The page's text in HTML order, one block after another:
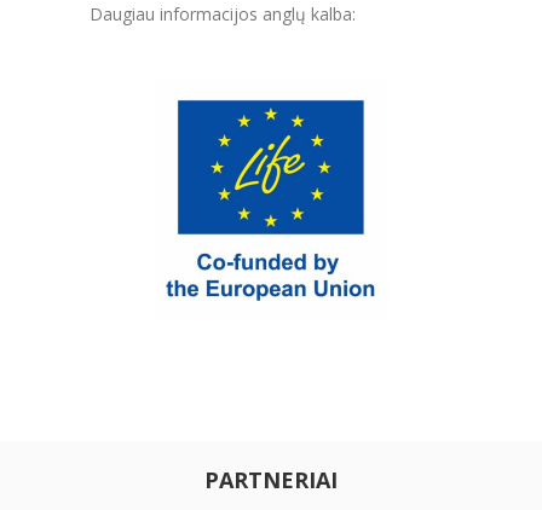
Daugiau informacijos anglų kalba:
PARTNERIAI